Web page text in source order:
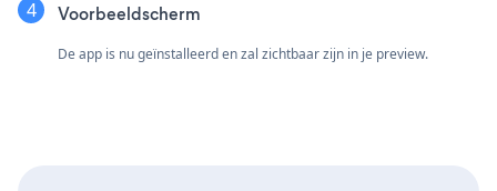
Voorbeeldscherm
De app is nu geïnstalleerd en zal zichtbaar zijn in je preview.